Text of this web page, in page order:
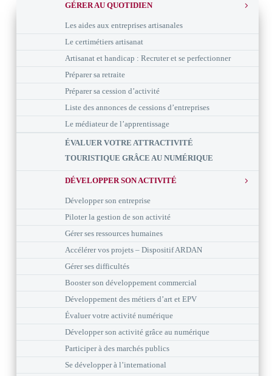
GÉRER AU QUOTIDIEN
Les aides aux entreprises artisanales
Le certimétiers artisanat
Artisanat et handicap : Recruter et se perfectionner
Préparer sa retraite
Préparer sa cession d’activité
Liste des annonces de cessions d’entreprises
Le médiateur de l’apprentissage
ÉVALUER VOTRE ATTRACTIVITÉ
TOURISTIQUE GRÂCE AU NUMÉRIQUE
DÉVELOPPER SON ACTIVITÉ
Développer son entreprise
Piloter la gestion de son activité
Gérer ses ressources humaines
Accélérer vos projets – Dispositif ARDAN
Gérer ses difficultés
Booster son développement commercial
Développement des métiers d’art et EPV
Évaluer votre activité numérique
Développer son activité grâce au numérique
Participer à des marchés publics
Se développer à l’international